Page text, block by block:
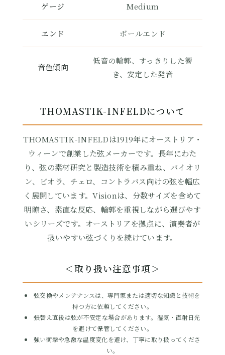
ゲージ Medium
エンド ボールエンド
音色傾向
低音の輪郭、すっきりした響
き、安定した発音
THOMASTIK-INFELDについて
THOMASTIK-INFELDは1919年にオーストリア・
ウィーンで創業した弦メーカーです。長年にわた
り、弦の素材研究と製造技術を積み重ね、バイオリ
ン、ビオラ、チェロ、コントラバス向けの弦を幅広
く展開しています。Visionは、分数サイズを含めて
明瞭さ、素直な反応、輪郭を重視しながら選びやす
いシリーズです。オーストリアを拠点に、演奏者が
扱いやすい弦づくりを続けています。
＜取り扱い注意事項＞
弦交換やメンテナンスは、専門家または適切な知識と技術を
持つ方に依頼してください。
張替え直後は弦が不安定な場合があります。湿気・直射日光
を避けて保管してください。
強い衝撃や急激な温度変化を避け、丁寧に取り扱ってくださ
い。